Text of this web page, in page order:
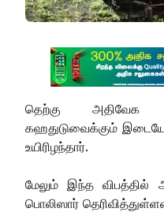
தெற்கு அதிவேக
கஹதுடுவைக்கும்
உயிரிழந்தார்.
மேலும் இந்த விபத்தில்
பொலிஸார்